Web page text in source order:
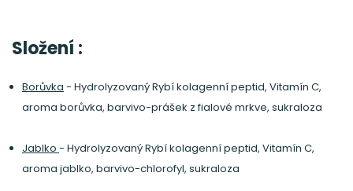
Složení :
Borůvka - Hydrolyzovaný Rybí kolagenní peptid, Vitamín C,
aroma borůvka, barvivo-prášek z fialové mrkve, sukraloza
Jablko - Hydrolyzovaný Rybí kolagenní peptid, Vitamín C,
aroma jablko, barvivo-chlorofyl, sukraloza